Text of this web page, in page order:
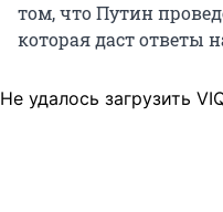
том, что Путин
которая даст ответы
Не удалось загрузить